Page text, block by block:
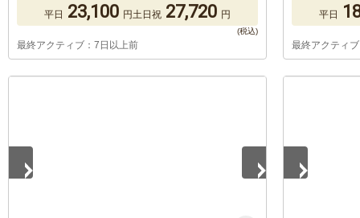
平日 23,100 円土日祝 27,720 円
最終アクティブ：7日以上前
平日
最終アクティ